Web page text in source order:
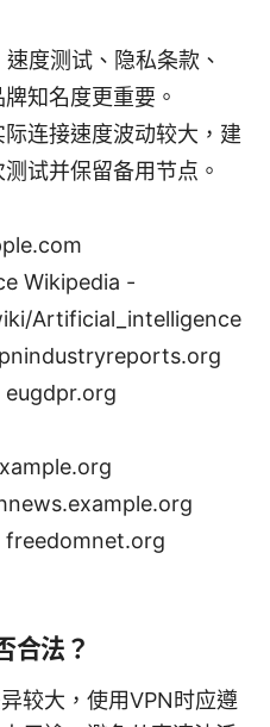
度测试、隐私条款、
知名度更重要。
连接速度波动较大，建
试并保留备用节点。
Wikipedia -
Artificial_intelligence
eugdpr.org
freedomnet.org
合法？
较大，使用VPN时应遵